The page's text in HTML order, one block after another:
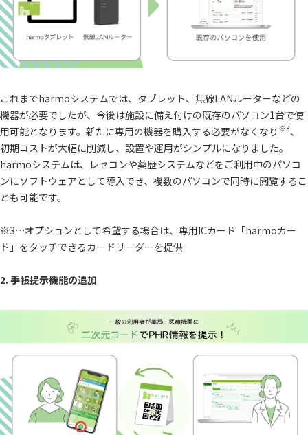
これまでharmoシステムでは、タブレット、無線LANルーターなどの
機器が必要でしたが、今後は施設に備え付けの既存のパソコン1台で使
用可能となります。新たに専用の機器を購入する必要がなくなり ※3、
初期コストが大幅に削減し、設置や運用がシンプルになりました。
harmoシステムは、レセコンや薬歴システムなどをご利用中のパソコ
ンにソフトウェアとして導入でき、複数のパソコンで同時に閲覧するこ
とも可能です。
※3…オプションとして希望する場合は、専用ICカード「harmoカー
ド」をタッチできるカードリーダーを提供
2. 手帳提示機能の追加